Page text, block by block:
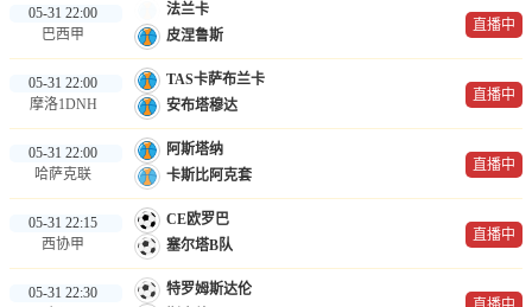
05-31 22:00
巴西甲
法兰卡
皮涅鲁斯
直播中
05-31 22:00
摩洛1DNH
TAS卡萨布兰卡
安布塔穆达
直播中
05-31 22:00
哈萨克联
阿斯塔纳
卡斯比阿克套
直播中
05-31 22:15
西协甲
CE欧罗巴
塞尔塔B队
直播中
05-31 22:30
特罗姆斯达伦